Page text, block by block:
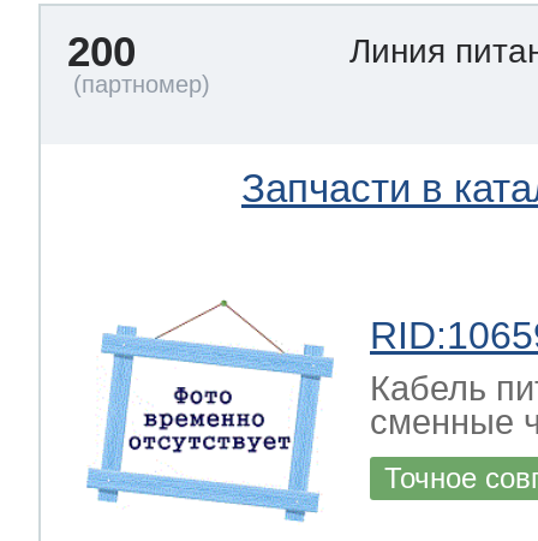
200 Линия
Запчасти в
Кабель
сменные
Точное